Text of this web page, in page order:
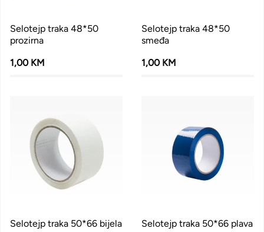
Selotejp traka 48*50
prozirna
1,00 KM
Selotejp traka 48*50
smeđa
1,00 KM
Selotejp traka 50*66 bijela Selotejp traka 50*66 plava